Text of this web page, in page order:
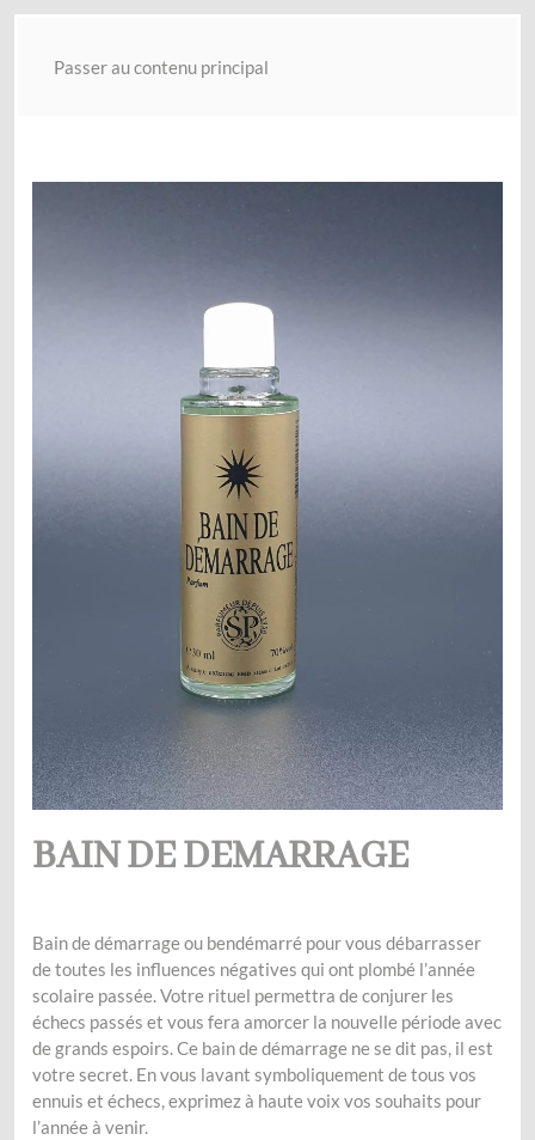
Passer au contenu principal
BAIN DE DEMARRAGE
Bain de démarrage ou bendémarré pour vous débarrasser
de toutes les influences négatives qui ont plombé l’année
scolaire passée. Votre rituel permettra de conjurer les
échecs passés et vous fera amorcer la nouvelle période avec
de grands espoirs. Ce bain de démarrage ne se dit pas, il est
votre secret. En vous lavant symboliquement de tous vos
ennuis et échecs, exprimez à haute voix vos souhaits pour
l’année à venir.